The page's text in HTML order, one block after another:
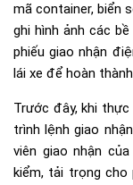
mã container, biển
ghi hình ảnh các
phiếu giao nhận
lái xe để hoàn
Trước đây, khi
trình lệnh giao
viên giao nhận
kiểm, tải trọng cho